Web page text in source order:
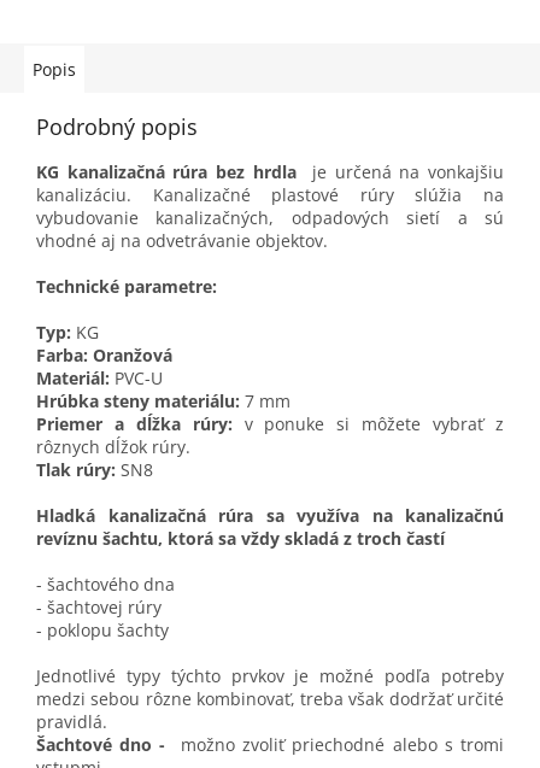
Popis
Podrobný popis
KG kanalizačná rúra bez hrdla
je určená na vonkajšiu
kanalizáciu. Kanalizačné plastové rúry slúžia na
vybudovanie kanalizačných, odpadových sietí a sú
vhodné aj na odvetrávanie objektov.
Technické parametre:
Typ: KG
Farba: Oranžová
Materiál: PVC-U
Hrúbka steny materiálu: 7 mm
Priemer a dĺžka rúry: vponuke si môžete vybrať z
rôznych dĺžok rúry.
Tlak rúry: SN8
Hladká kanalizačná rúra sa využíva na kanalizačnú
revíznu šachtu, ktorá sa vždy skladá z troch častí
- šachtového dna
- šachtovej rúry
- poklopu šachty
Jednotlivé typy týchto prvkov je možné podľa potreby
medzi sebou rôzne kombinovať, treba však dodržať určité
pravidlá.
Šachtové dno -
možno zvoliť priechodné alebo s tromi